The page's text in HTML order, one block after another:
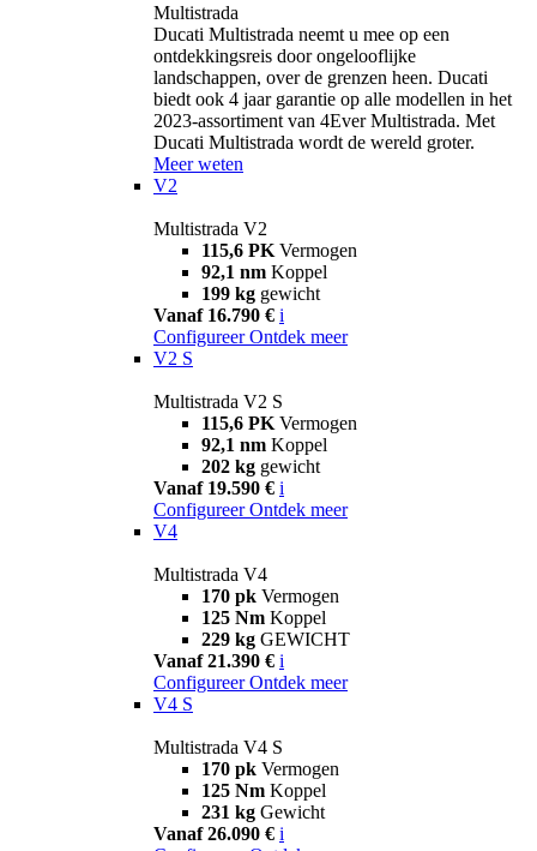
Multistrada
Ducati Multistrada neemt u mee op een
ontdekkingsreis door ongelooflijke
landschappen, over de grenzen heen. Ducati
biedt ook 4 jaar garantie op alle modellen in het
2023-assortiment van 4Ever Multistrada. Met
Ducati Multistrada wordt de wereld groter.
Meer weten
V2
Multistrada V2
115,6 PK Vermogen
92,1 nm Koppel
199 kg gewicht
Vanaf 16.790 € i
Configureer Ontdek meer
V2 S
Multistrada V2 S
115,6 PK Vermogen
92,1 nm Koppel
202 kg gewicht
Vanaf 19.590 € i
Configureer Ontdek meer
V4
Multistrada V4
170 pk Vermogen
125 Nm Koppel
229 kg GEWICHT
Vanaf 21.390 € i
Configureer Ontdek meer
V4 S
Multistrada V4 S
170 pk Vermogen
125 Nm Koppel
231 kg Gewicht
Vanaf 26.090 € i